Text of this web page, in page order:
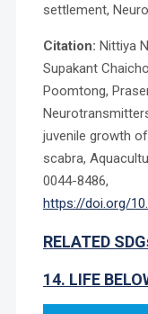
settlement,
Citation: Nittiya
Supakant
Poomtong,
juvenile growth
scabra,
0044-8486,
https://doi.org/
RELATED
14. LIFE